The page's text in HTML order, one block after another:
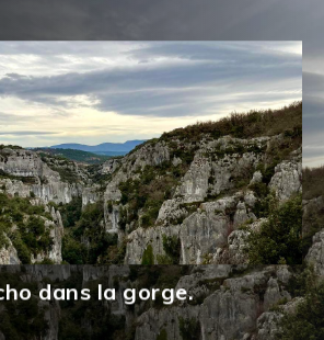
dans la gorge.